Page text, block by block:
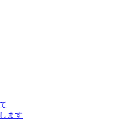
ます